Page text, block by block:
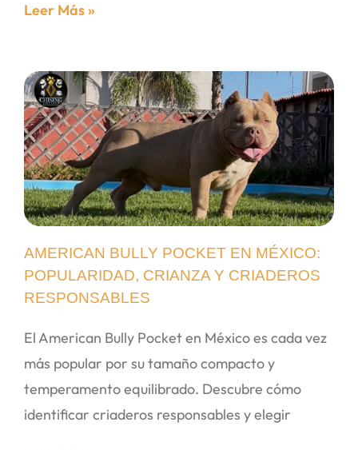
Leer Más »
AMERICAN BULLY POCKET EN MÉXICO:
POPULARIDAD, CRIANZA Y CRIADEROS
RESPONSABLES
El American Bully Pocket en México es cada vez
más popular por su tamaño compacto y
temperamento equilibrado. Descubre cómo
identificar criaderos responsables y elegir